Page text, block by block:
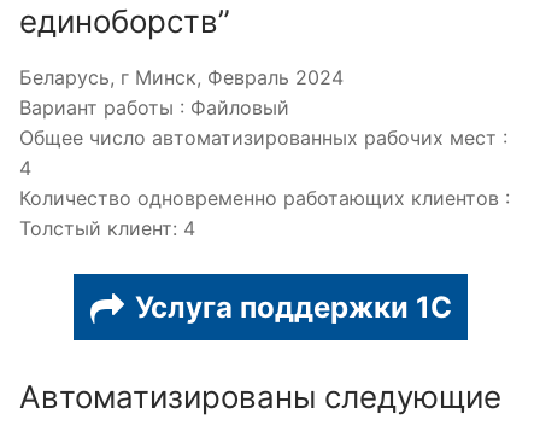
единоборств”
Беларусь, г Минск, Февраль 2024
Вариант работы : Файловый
Общее число автоматизированных рабочих мест :
4
Количество одновременно работающих клиентов :
Толстый клиент: 4
Услуга поддержки 1С
Автоматизированы следующие